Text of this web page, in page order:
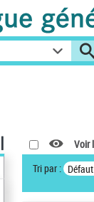
Voir
Tri par : Défaut